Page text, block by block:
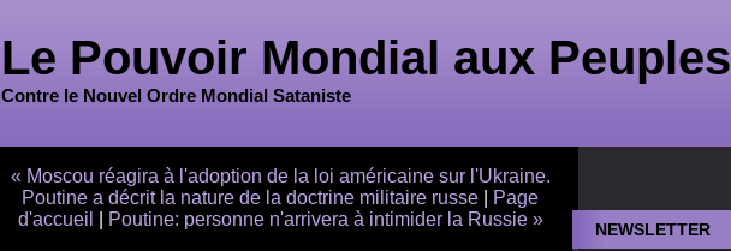
Le Pouvoir Mondial aux Peuples
Contre le Nouvel Ordre Mondial Sataniste
NEWSLETTER
« Moscou réagira à l'adoption de la loi américaine sur l'Ukraine.
Poutine a décrit la nature de la doctrine militaire russe
Page
d'accueil
Poutine: personne n'arrivera à intimider la Russie »